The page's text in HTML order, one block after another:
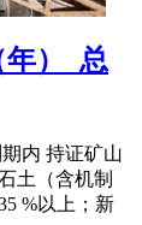
）_总
内 持证矿山
土（含机制
%以上；新